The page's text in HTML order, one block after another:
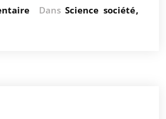
Dans Science société